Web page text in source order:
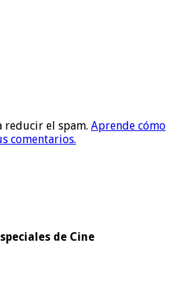
reducir el spam. Aprende cómo
comentarios.
de Cine